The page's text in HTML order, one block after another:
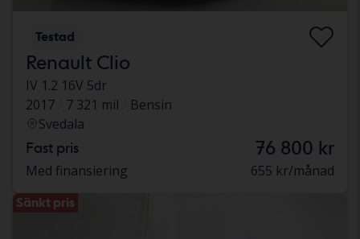
Testad
Renault Clio
IV 1.2 16V 5dr
2017
7 321 mil
Bensin
Svedala
Fast pris 76 800 kr
Med finansiering 655 kr/månad
Sänkt pris